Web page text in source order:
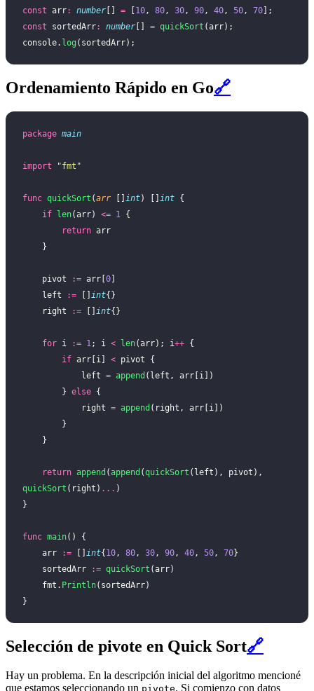
const arr: number [] = [10, 80, 30, 90, 40, 50, 70];
const sortedArr: number [] = quickSort (arr);
console. log (sortedArr);
Ordenamiento Rápido en Go🔗
package main
import "fmt "
func quickSort (arr [] int) [] int {
    if
len(arr) <= 1
{
        return
arr
    }
    pivot
:= arr[0]
    left
:= [] int{}
    right
:= [] int{}
    for
i := 1 ; i < len(arr); i++ {
        if
arr[i] < pivot {
            left
= append (left, arr[i])
        }
else {
            right
= append (right, arr[i])
        }
    }
    return
append (append (quickSort
quickSort (right) ... )
}
func main() {
    arr
:= [] int{10 , 80 , 30 , 90 , 40 , 50 , 70}
    sortedArr
:= quickSort (arr)
    fmt.
Println(sortedArr)
}
Selección de pivote en Quick Sort🔗
Hay un problema. En la descripción inicial del algoritmo mencioné
que estamos seleccionando un pivote. Si comienzo con datos